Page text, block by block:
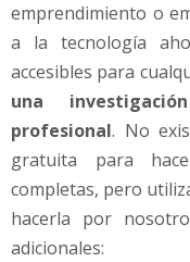
emprendimiento o
a la tecnología
accesibles para
una
profesional. No
gratuita para
completas, pero
hacerla por
adicionales: